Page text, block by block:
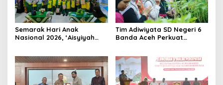
Semarak Hari Anak
Nasional 2026, ‘Aisyiyah
Universitas Ahmad Dahlan
Aceh
Tim Adiwiyata SD Negeri 6
Banda Aceh Perkuat
Goes to School”